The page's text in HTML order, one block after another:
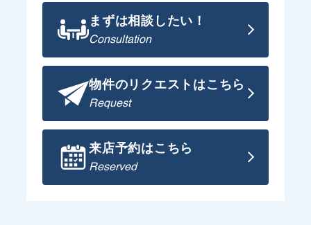
まずは相談したい！
Consultation
物件のリクエストはこちら
Request
来店予約はこちら
Reserved